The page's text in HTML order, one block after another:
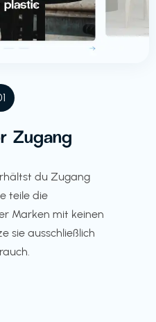
Zugang
du Zugang
teile die
Marken mit keinen
sie ausschließlich